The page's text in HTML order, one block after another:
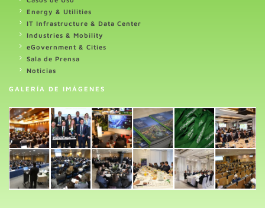
Energy & Utilities
IT Infrastructure & Data Center
Industries & Mobility
eGovernment & Cities
Sala de Prensa
Noticias
GALERÍA DE IMÁGENES